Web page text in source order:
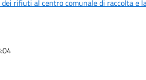
rifiuti al centro comunale di raccolta e